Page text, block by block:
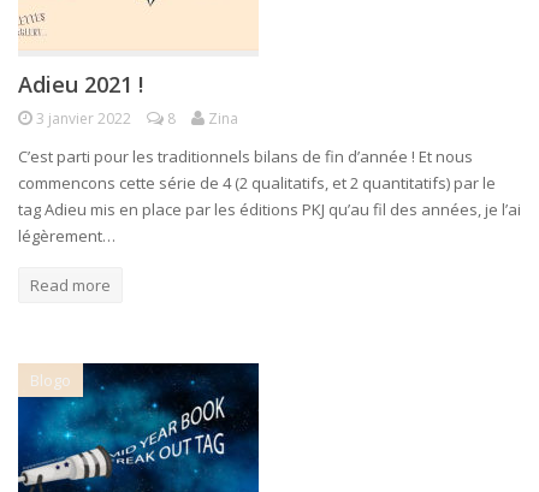
Adieu 2021 !
3 janvier 2022 8 Zina
C’est parti pour les traditionnels bilans de fin d’année ! Et nous
commencons cette série de 4 (2 qualitatifs, et 2 quantitatifs) par le
tag Adieu mis en place par les éditions PKJ qu’au fil des années, je l’ai
légèrement…
Read more
Blogo